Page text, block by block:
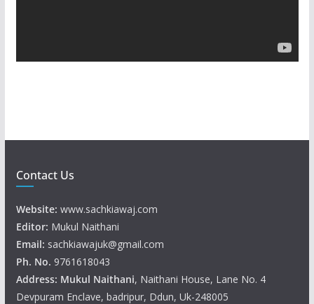
Contact Us
Website: www.sachkiawaj.com
Editor: Mukul Naithani
Email: sachkiawajuk@gmail.com
Ph. No. 9761618043
Address: Mukul Naithani, Naithani House, Lane No. 4
Devpuram Enclave, badripur, Ddun, Uk-248005